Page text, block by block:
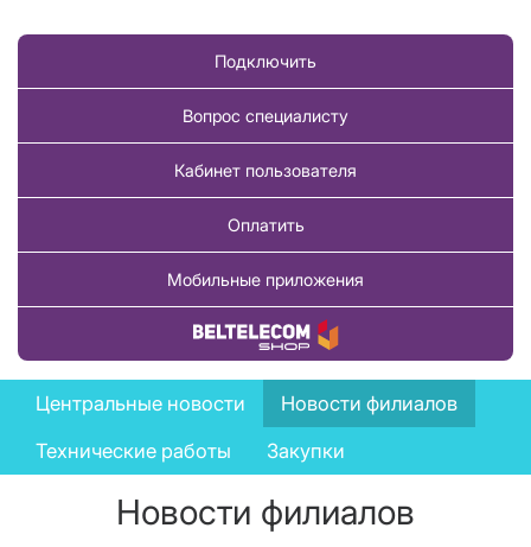
Подключить
Вопрос специалисту
Кабинет пользователя
Оплатить
Мобильные приложения
Купить товар
News
menu
Центральные новости
Новости филиалов
Технические работы
Закупки
Новости филиалов